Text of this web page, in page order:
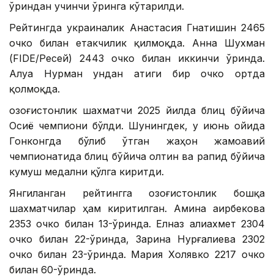
ўриндан учинчи ўринга кўтарилди.
Рейтингда украиналик Анастасия Гнатишин 2465
очко билан етакчилик қилмоқда. Анна Шухман
(FIDE/Ресей) 2443 очко билан иккинчи ўринда.
Алуа Нурман ундан атиги бир очко ортда
қолмоқда.
Қозоғистонлик шахматчи 2025 йилда блиц бўйича
Осиё чемпиони бўлди. Шунингдек, у июнь ойида
Гонконгда бўлиб ўтган жаҳон жамоавий
чемпионатида блиц бўйича олтин ва рапид бўйича
кумуш медални қўлга киритди.
Янгиланган рейтингга Қозоғистонлик бошқа
шахматчилар ҳам киритилган. Амина Қаирбекова
2353 очко билан 13-ўринда. Елназ Қалиахмет 2304
очко билан 22-ўринда, Зарина Нурғалиева 2302
очко билан 23-ўринда. Мария Холявко 2217 очко
билан 60-ўринда.